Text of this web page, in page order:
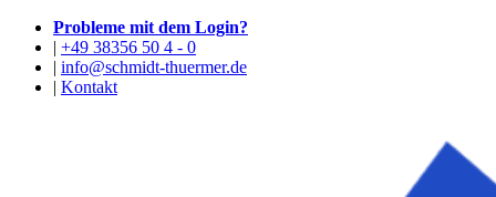
Probleme mit dem Login?
| +49 38356 50 4 - 0
| info@schmidt-thuermer.de
| Kontakt